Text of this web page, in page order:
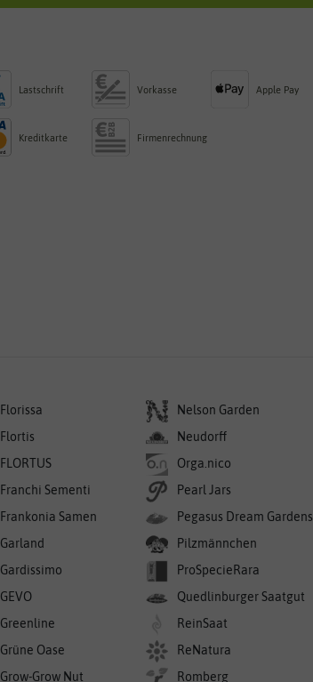
Lastschrift Vorkasse Apple Pay
Kreditkarte Firmenrechnung
Florissa
Flortis
FLORTUS
Franchi Sementi
Frankonia Samen
Garland
Gardissimo
GEVO
Greenline
Grüne Oase
Grow-Grow Nut
Nelson Garden
Neudorff
Orga.nico
Pearl Jars
Pegasus Dream Gardens
Pilzmännchen
ProSpecieRara
Quedlinburger Saatgut
ReinSaat
ReNatura
Romberg